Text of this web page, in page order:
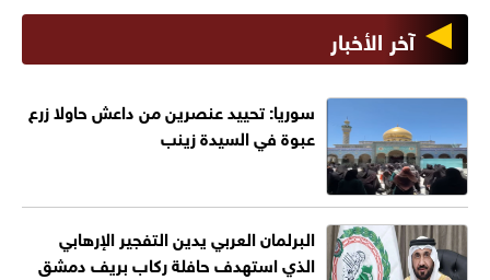
آخر الأخبار
سوريا: تحييد عنصرين من داعش حاولا زرع
عبوة في السيدة زينب
البرلمان العربي يدين التفجير الإرهابي
الذي استهدف حافلة ركاب بريف دمشق